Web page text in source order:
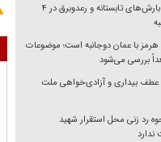
هشدار تداوم بارش‌های تابستانه و رعدوبرق در ۴
هرمز با عمان دوجانبه است؛ موضوعات
بررسی می‌شود
عطف بیداری و آزادی‌خواهی ملت
رد زنی محل استقرار شهید